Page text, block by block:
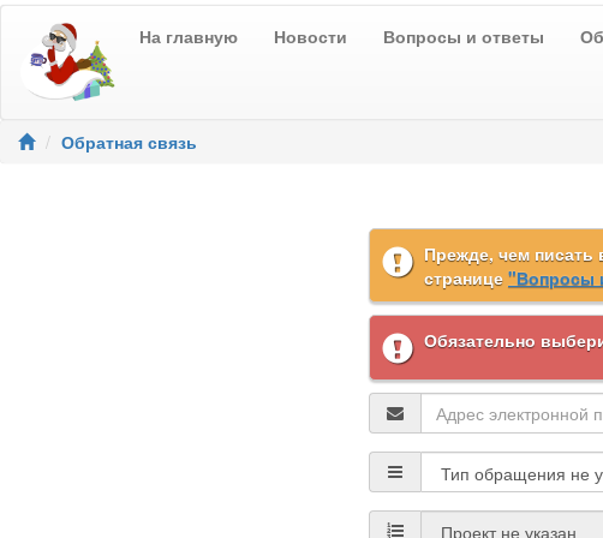
На главную Новости Вопросы и ответы
Обратная связь
Прежде, чем писать
странице "Вопросы
Обязательно